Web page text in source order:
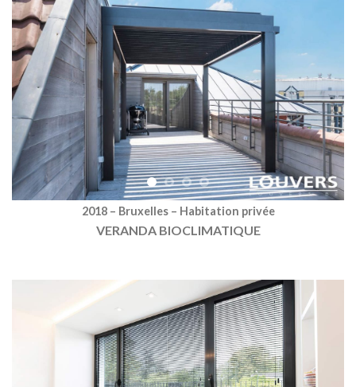
2018 – Bruxelles – Habitation privée
VERANDA BIOCLIMATIQUE